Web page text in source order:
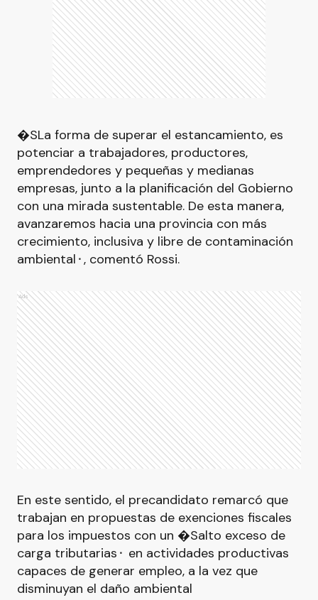
�SLa forma de superar el estancamiento, es
potenciar a trabajadores, productores,
emprendedores y pequeñas y medianas
empresas, junto a la planificación del Gobierno
con una mirada sustentable. De esta manera,
avanzaremos hacia una provincia con más
crecimiento, inclusiva y libre de contaminación
ambiental⬝, comentó Rossi.
Ads
En este sentido, el precandidato remarcó que
trabajan en propuestas de exenciones fiscales
para los impuestos con un �Salto exceso de
carga tributarias⬝ en actividades productivas
capaces de generar empleo, a la vez que
disminuyan el daño ambiental